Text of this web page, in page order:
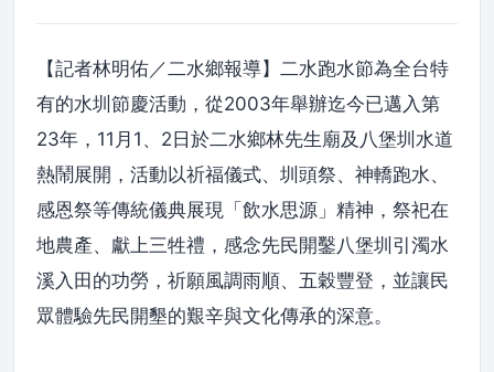
【記者林明佑／二水鄉報導】二水跑水節為全台特
有的水圳節慶活動，從2003年舉辦迄今已邁入第
23年，11月1、2日於二水鄉林先生廟及八堡圳水道
熱鬧展開，活動以祈福儀式、圳頭祭、神轎跑水、
感恩祭等傳統儀典展現「飲水思源」精神，祭祀在
地農產、獻上三牲禮，感念先民開鑿八堡圳引濁水
溪入田的功勞，祈願風調雨順、五穀豐登，並讓民
眾體驗先民開墾的艱辛與文化傳承的深意。